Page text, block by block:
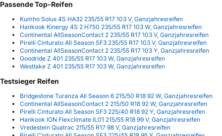
Passende Top-Reifen
Kumho Solus 4S HA32 235/55 R17 103 V, Ganzjahresreifen
Hankook Kinergy 4S 2 H750 235/55 R17 103 W, Ganzjahresreifen
Continental AllSeasonContact 2 235/55 R17 103 V, Ganzjahresreifen
Pirelli Cinturato All Season SF3 235/55 R17 103 V, Ganzjahresreifen
Continental AllSeasonContact 2 235/55 R17 103 Y, Ganzjahresreifen
Goodride Z 401 235/55 R17 103 W, Ganzjahresreifen
Westlake Z 401 235/55 R17 103 W, Ganzjahresreifen
Testsieger Reifen
Bridgestone Turanza All Season 6 215/50 R18 92 W, Ganzjahresreifen
Continental AllSeasonContact 2 215/50 R18 92 W, Ganzjahresreifen
Pirelli Cinturato All Season SF3 225/40 R18 92 Y, Ganzjahresreifen
Hankook ION Flexclimate IL01 215/55 R18 99 V, Ganzjahresreifen
Vredestein Quatrac 215/55 R17 98 V, Ganzjahresreifen